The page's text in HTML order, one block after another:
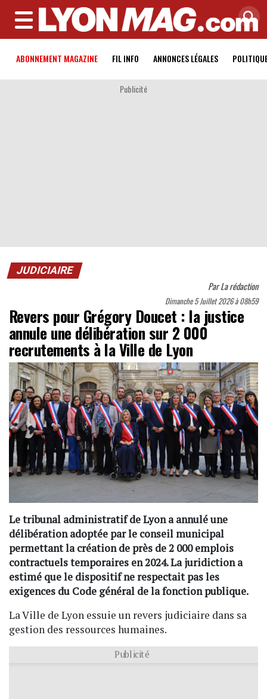
MENU
ABONNEMENT MAGAZINE FIL INFO ANNONCES LÉGALES
Publicité
JUDICIAIRE
ParLa rédaction
Dimanche 5 Juillet 2026 à 08h59
Revers pour Grégory Doucet : la justice
annule une délibération sur 2 000
recrutements à la Ville de Lyon
Le tribunal administratif de Lyon a annulé une
délibération adoptée par le conseil municipal
permettant la création de près de 2 000 emplois
contractuels temporaires en 2024. La juridiction a
estimé que le dispositif ne respectait pas les
exigences du Code général de la fonction publique.
La Ville de Lyon essuie un revers judiciaire dans sa
gestion des ressources humaines.
Publicité